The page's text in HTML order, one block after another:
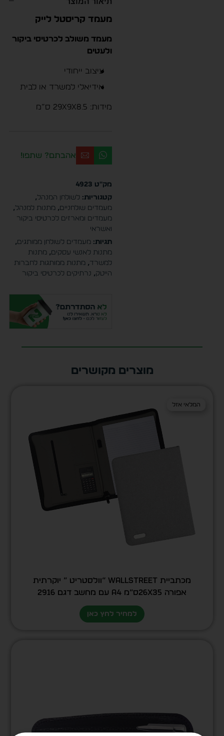
מעמד קריסטל לייק
מעמד משולב לכרטיסי ביקור
ולעטים
עיצוב ייחודי
אידיאלי למשרד או לבית
מידות: 29x9x8.5 ס”מ
אהבתם? שתפו!
מק"ט 4923
קטגוריות: לשולחן המנהל,
מעמדים שולחניים, מתנות למנהל,
מעמדים ומארזים לכרטיסי ביקור
ואשראי
תגיות: מעמדים לשולחן ממותגים,
מתנות לאנשי עסקים, מתנות
למשרד, מתנות ממותגות לחברות
הייטק, נרתיקים לכרטיסי ביקור
מוצרים מקושרים
המלאי אזל
המלאי אזל
מכתביית Wallstreet “וולסטריט ” יוקרתית
אפורה 26X35ס”מ A4 עם מחשב דגם 2916
למחיר לחץ כאן